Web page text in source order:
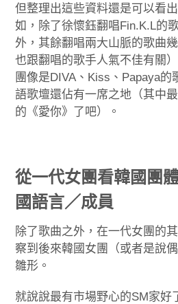
但整理出這些資料還是可以看
如，除了徐懷鈺翻唱Fin.K.L的
外，其餘翻唱兩大山脈的歌曲
也跟翻唱的歌手人氣不佳有關
團像是DIVA、Kiss、Papaya
語歌壇還佔有一席之地（其中
的《愛你》了吧）。
從一代女團看韓國團
國語言／成員
除了歌曲之外，在一代女團的
察到後來韓國女團（或者是說
雛形。
就說說最有市場野心的SM家好